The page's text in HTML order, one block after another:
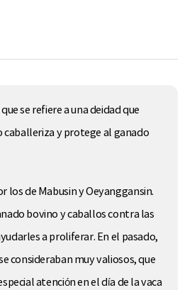
se refiere a una deidad que
caballeriza y protege al ganado
los de Mabusin y Oeyanggansin.
bovino y caballos contra las
a proliferar. En el pasado,
consideraban muy valiosos, que
atención en el día de la vaca